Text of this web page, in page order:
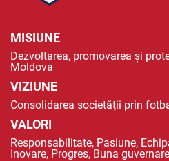
MISIUNE
Dezvoltarea, promovarea și
Moldova
VIZIUNE
Consolidarea societății prin
VALORI
Responsabilitate, Pasiune,
Inovare, Progres, Buna